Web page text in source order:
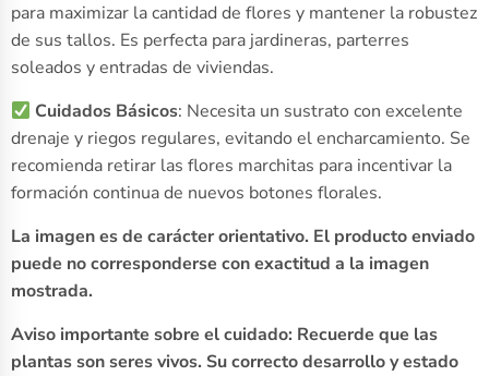
para maximizar la cantidad de flores y mantener la robustez
de sus tallos. Es perfecta para jardineras, parterres
soleados y entradas de viviendas.
Cuidados Básicos: Necesita un sustrato con excelente
drenaje y riegos regulares, evitando el encharcamiento. Se
recomienda retirar las flores marchitas para incentivar la
formación continua de nuevos botones florales.
La imagen es de carácter orientativo. El producto enviado
puede no corresponderse con exactitud a la imagen
mostrada.
Aviso importante sobre el cuidado: Recuerde que las
plantas son seres vivos. Su correcto desarrollo y estado